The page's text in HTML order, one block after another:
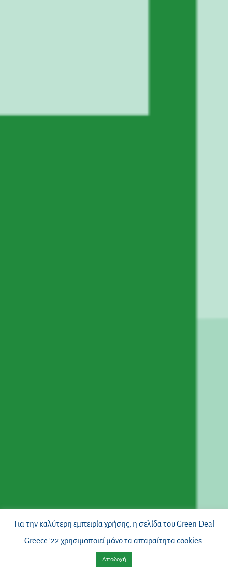
Για την καλύτερη εμπειρία χρήσης, η σελίδα του Green Deal
Greece '22 χρησιμοποιεί μόνο τα απαραίτητα cookies.
Αποδοχή